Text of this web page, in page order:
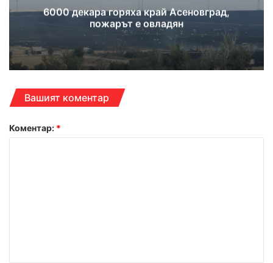
6000 декара горяха край Асеновград,
пожарът е овладян
Вашият коментар
Коментар: *